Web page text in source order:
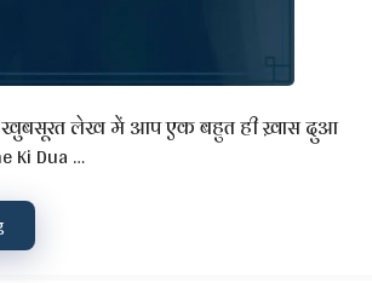
लेख में आप एक बहुत ही ख़ास दुआ
Ki Dua …